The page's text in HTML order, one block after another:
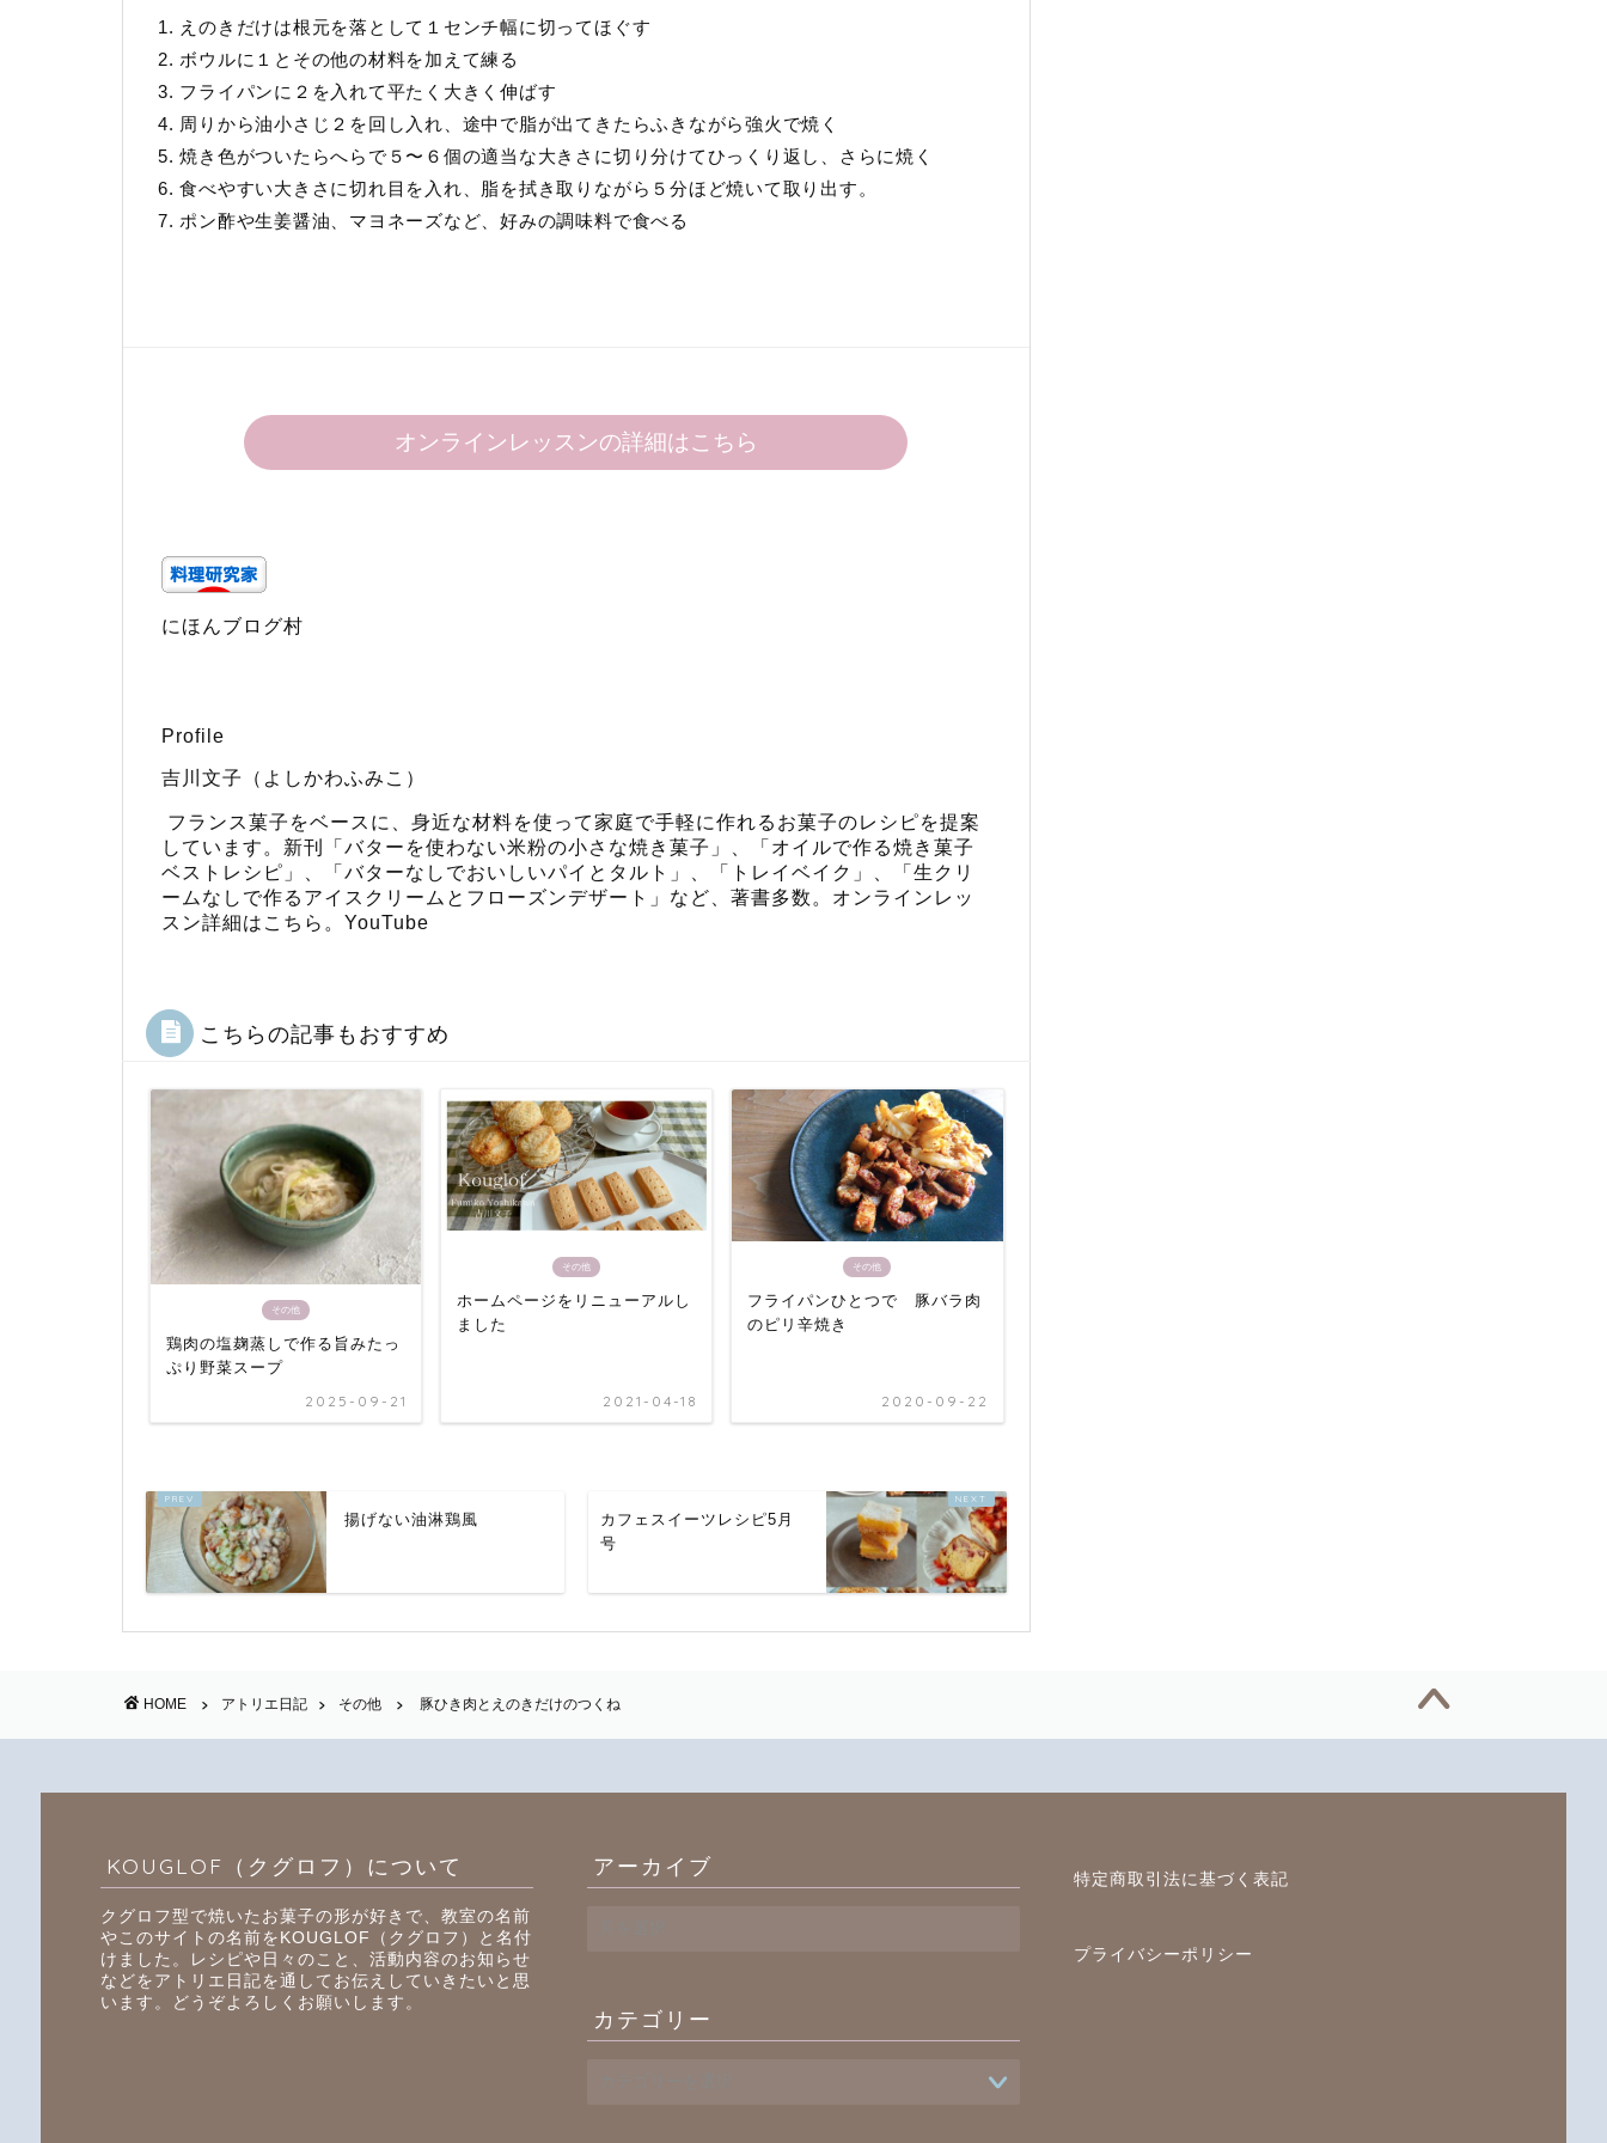
1. えのきだけは根元を落として１センチ幅に切ってほぐす
2. ボウルに１とその他の材料を加えて練る
3. フライパンに２を入れて平たく大きく伸ばす
4. 周りから油小さじ２を回し入れ、途中で脂が出てきたらふきながら強火で焼く
5. 焼き色がついたらへらで５〜６個の適当な大きさに切り分けてひっくり返し、さらに焼く
6. 食べやすい大きさに切れ目を入れ、脂を拭き取りながら５分ほど焼いて取り出す。
7. ポン酢や生姜醤油、マヨネーズなど、好みの調味料で食べる
オンラインレッスンの詳細はこちら
にほんブログ村
Profile
吉川文子（よしかわふみこ）
フランス菓子をベースに、身近な材料を使って家庭で手軽に作れるお菓子のレシピを提案
しています。新刊「 バターを使わない米粉の小さな焼き菓子 」、「 オイルで作る焼き菓子
ベストレシピ 」、「 バターなしでおいしいパイとタルト 」、「 トレイベイク 」、「 生クリ
ームなしで作るアイスクリームとフローズンデザート 」など、著書多数。 オンラインレッ
スン詳細はこちら 。 YouTube
こちらの記事もおすすめ
その他
鶏肉の塩麹蒸しで作る旨みたっ
ぷり野菜スープ
2025-09-21
その他
ホームページをリニューアルし
ました
2021-04-18
その他
フライパンひとつで 豚バラ肉
のピリ辛焼き
2020-09-22
揚げない油淋鶏風
カフェスイーツレシピ5月
号
HOME アトリエ日記 その他 豚ひき肉とえのきだけのつくね
KOUGLOF（クグロフ）について
クグロフ型で焼いたお菓子の形が好きで、教室の名前
やこのサイトの名前をKOUGLOF（クグロフ）と名付
けました。レシピや日々のこと、活動内容のお知らせ
などをアトリエ日記を通してお伝えしていきたいと思
います。どうぞよろしくお願いします。
アーカイブ
ブ
カテゴリー
特定商取引法に基づく表記
プライバシーポリシー